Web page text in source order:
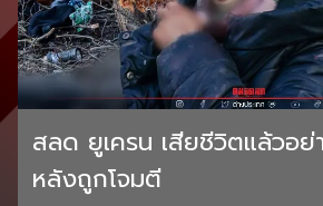
สลด ยูเครน เสียชีวิตแล้วอ
หลังถูกโจมตี